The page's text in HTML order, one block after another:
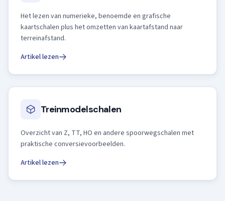
Het lezen van numerieke, benoemde en grafische
kaartschalen plus het omzetten van kaartafstand naar
terreinafstand.
Artikel lezen
Treinmodelschalen
Overzicht van Z, TT, HO en andere spoorwegschalen met
praktische conversievoorbeelden.
Artikel lezen